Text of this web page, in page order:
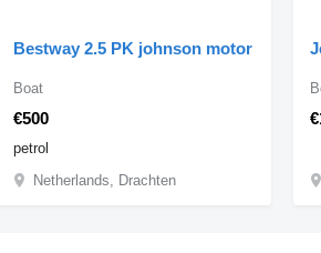
Bestway 2.5 PK johnson motor
€500
Boat
petrol
Netherlands, Drachten